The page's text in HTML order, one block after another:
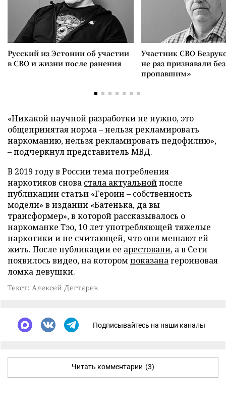
Русский из Эстонии об участии
в СВО и жизни после ранения
Участник СВО
не раз признавали
пропавшим»
«Никакой научной разработки не нужно, это
общепринятая норма – нельзя рекламировать
наркоманию, нельзя рекламировать педофилию»,
– подчеркнул представитель МВД.
В 2019 году в России тема потребления
наркотиков снова стала актуальнойпосле
публикации статьи «Героин – собственность
модели» в издании «Батенька, да вы
трансформер», в которой рассказывалось о
наркоманке Тэо, 10 лет употребляющей тяжелые
наркотики и не считающей, что они мешают ей
жить. После публикации ее арестовали, а в Сети
появилось видео, на которомпоказанагероиновая
ломка девушки.
Текст: Алексей Дегтярев
Подписывайтесь на наши каналы
Читать комментарии (3)